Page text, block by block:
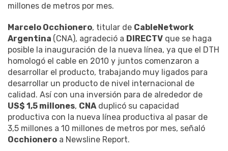
millones de metros por mes.
Marcelo Occhionero, titular de CableNetwork
Argentina (CNA), agradeció a DIRECTV que se haga
posible la inauguración de la nueva línea, ya que el DTH
homologó el cable en 2010 y juntos comenzaron a
desarrollar el producto, trabajando muy ligados para
desarrollar un producto de nivel internacional de
calidad. Así con una inversión para de alrededor de
US$ 1,5 millones, CNA duplicó su capacidad
productiva con la nueva línea productiva al pasar de
3,5 millones a 10 millones de metros por mes, señaló
Occhionero a Newsline Report.